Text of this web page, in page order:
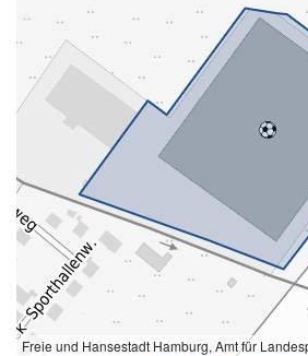
Freie und Hansestadt Hamburg, Amt für